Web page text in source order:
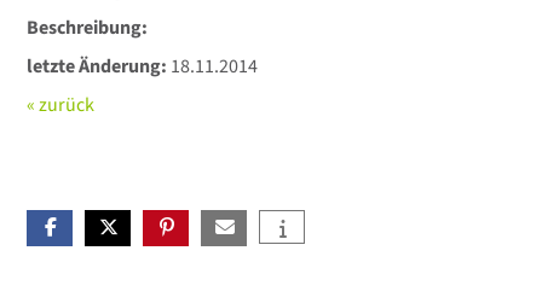
Beschreibung:
letzte Änderung: 18.11.2014
« zurück